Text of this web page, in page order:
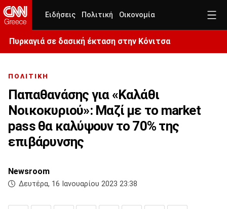
Ειδήσεις Πολιτική Οικονομία
Πυρκαγιά σε δασική έκταση στην Κόνιτσα
ΠΟΛΙΤΙΚΗ
Παπαθανάσης για «Καλάθι
Νοικοκυριού»: Μαζί με το market
pass θα καλύψουν το 70% της
επιβάρυνσης
Newsroom
Δευτέρα, 16 Ιανουαρίου 2023 23:38